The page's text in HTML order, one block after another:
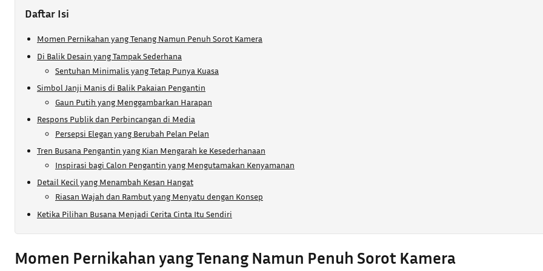
Daftar Isi
Momen Pernikahan yang Tenang Namun Penuh Sorot Kamera
Di Balik Desain yang Tampak Sederhana
Sentuhan Minimalis yang Tetap Punya Kuasa
Simbol Janji Manis di Balik Pakaian Pengantin
Gaun Putih yang Menggambarkan Harapan
Respons Publik dan Perbincangan di Media
Persepsi Elegan yang Berubah Pelan Pelan
Tren Busana Pengantin yang Kian Mengarah ke Kesederhanaan
Inspirasi bagi Calon Pengantin yang Mengutamakan Kenyamanan
Detail Kecil yang Menambah Kesan Hangat
Riasan Wajah dan Rambut yang Menyatu dengan Konsep
Ketika Pilihan Busana Menjadi Cerita Cinta Itu Sendiri
Momen Pernikahan yang Tenang Namun Penuh Sorot Kamera